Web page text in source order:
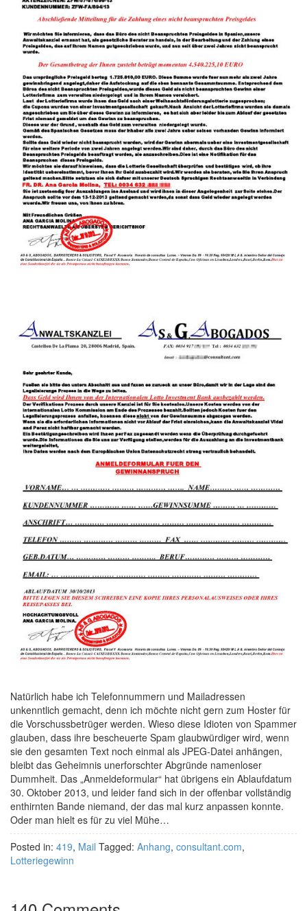
Natürlich habe ich Telefonnummern und Mailadressen
unkenntlich gemacht, denn ich möchte nicht gern zum Hoster für
die Vorschussbetrüger werden. Wieso diese Idioten von Spammer
glauben, dass ihre bescheuerte Spam glaubwürdiger wird, wenn
sie den gesamten Text noch einmal als JPEG-Datei anhängen,
bleibt das Geheimnis unerforschter Abgründe namenloser
Dummheit. Das „Anmeldeformular“ hat übrigens ein Ablaufdatum
30. Oktober 2013, und leider fand sich in der offenbar vollständig
enthirnten Bande niemand, der das mal kurz anpassen konnte.
Oder man hielt es für zu viel Mühe…
Posted in: 419, Mail Tagged: Anhang, consultant.com,
Lotteriegewinn